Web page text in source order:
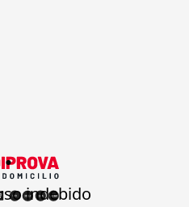
.
indebido